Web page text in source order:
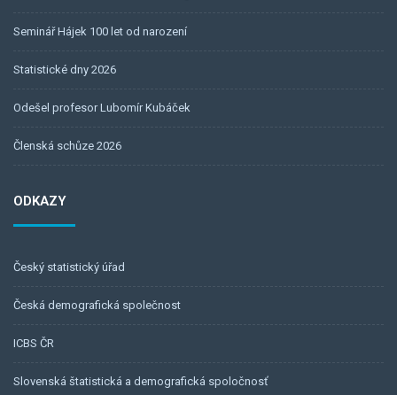
Seminář Hájek 100 let od narození
Statistické dny 2026
Odešel profesor Lubomír Kubáček
Členská schůze 2026
ODKAZY
Český statistický úřad
Česká demografická společnost
ICBS ČR
Slovenská štatistická a demografická spoločnosť